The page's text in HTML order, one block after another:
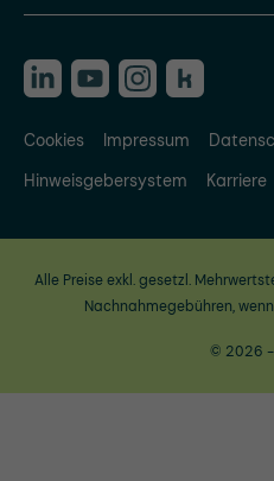
Cookies Impressum
Hinweisgebersystem
Karriere
Alle Preise exkl. gesetzl.
Nachnahmegebühren,
© 2026 -